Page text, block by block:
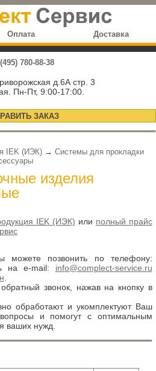
Оплата Доставка
780-88-38
д.6А стр. 3
Пн-Пт, 9:00-17:00.
ЗАКАЗ
IEK (ИЭК)→ Системы для прокладки
изделия
IEK (ИЭК) или полный прайс
можете позвонить по телефону:
на e-mail: info@complect-service.ru
.
звонок, нажав на кнопку в
обработают и укомплектуют Ваш
и помогут с оптимальным
ваших нужд.